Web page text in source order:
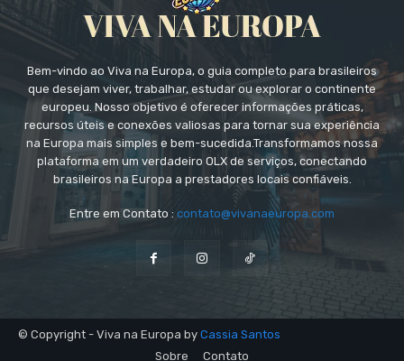
Bem-vindo ao Viva na Europa, o guia completo para brasileiros
que desejam viver, trabalhar, estudar ou explorar o continente
europeu. Nosso objetivo é oferecer informações práticas,
recursos úteis e conexões valiosas para tornar sua experiência
na Europa mais simples e bem-sucedida.Transformamos nossa
plataforma em um verdadeiro OLX de serviços, conectando
brasileiros na Europa a prestadores locais confiáveis.
Entre em Contato : contato@vivanaeuropa.com
© Copyright - Viva na Europa by Cassia Santos
Sobre
Contato